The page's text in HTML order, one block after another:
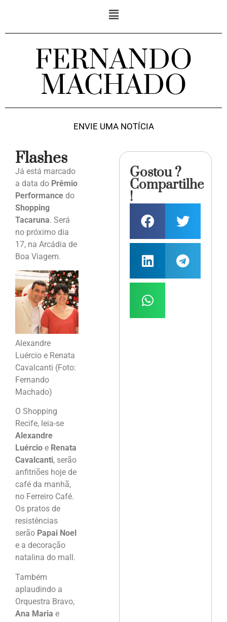
FERNANDO
MACHADO
ENVIE UMA NOTÍCIA
Flashes
Já está marcado
a data do Prêmio
Performance do
Shopping
Tacaruna. Será
no próximo dia
17, na Arcádia de
Boa Viagem.
Alexandre
Luércio e Renata
Cavalcanti (Foto:
Fernando
Machado)
O Shopping
Recife, leia-se
Alexandre
Luércio e Renata
Cavalcanti, serão
anfitriões hoje de
café da manhã,
no Ferreiro Café.
Os pratos de
resistências
serão Papai Noel
e a decoração
natalina do mall.
Também
aplaudindo a
Orquestra Bravo,
Ana Maria e
Gostou ?
Compartilhe
!